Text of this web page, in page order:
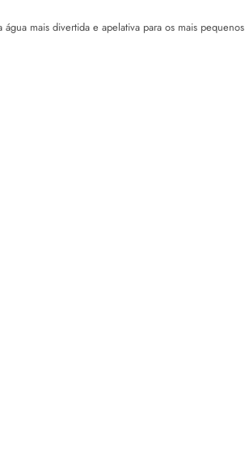
mais divertida e apelativa para os mais